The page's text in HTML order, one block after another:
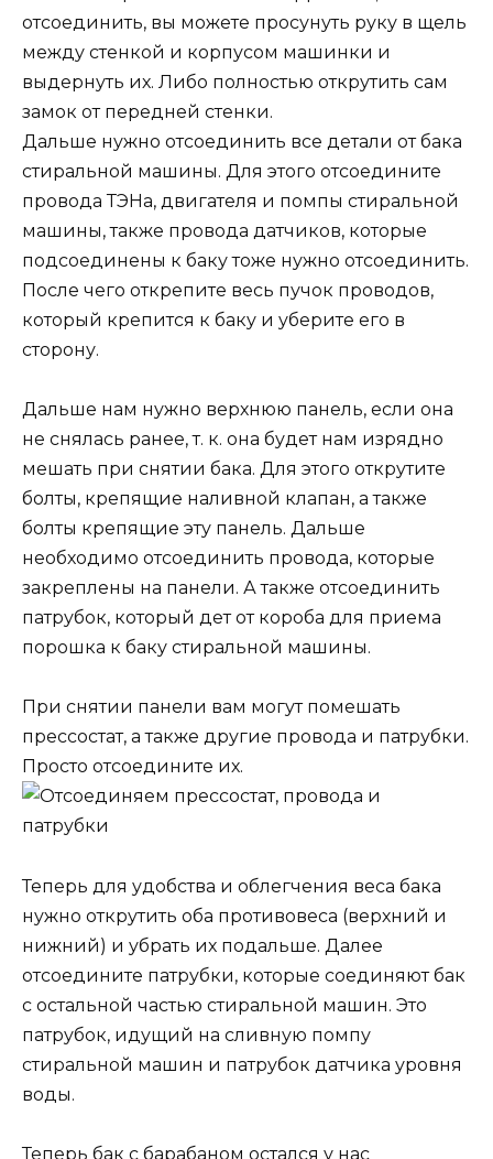
отсоединить, вы можете просунуть руку в щель
между стенкой и корпусом машинки и
выдернуть их. Либо полностью открутить сам
замок от передней стенки.
Дальше нужно отсоединить все детали от бака
стиральной машины. Для этого отсоедините
провода ТЭНа, двигателя и помпы стиральной
машины, также провода датчиков, которые
подсоединены к баку тоже нужно отсоединить.
После чего открепите весь пучок проводов,
который крепится к баку и уберите его в
сторону.
Дальше нам нужно верхнюю панель, если она
не снялась ранее, т. к. она будет нам изрядно
мешать при снятии бака. Для этого открутите
болты, крепящие наливной клапан, а также
болты крепящие эту панель. Дальше
необходимо отсоединить провода, которые
закреплены на панели. А также отсоединить
патрубок, который дет от короба для приема
порошка к баку стиральной машины.
При снятии панели вам могут помешать
прессостат, а также другие провода и патрубки.
Просто отсоедините их.
Теперь для удобства и облегчения веса бака
нужно открутить оба противовеса (верхний и
нижний) и убрать их подальше. Далее
отсоедините патрубки, которые соединяют бак
с остальной частью стиральной машин. Это
патрубок, идущий на сливную помпу
стиральной машин и патрубок датчика уровня
воды.
Теперь бак с барабаном остался у нас